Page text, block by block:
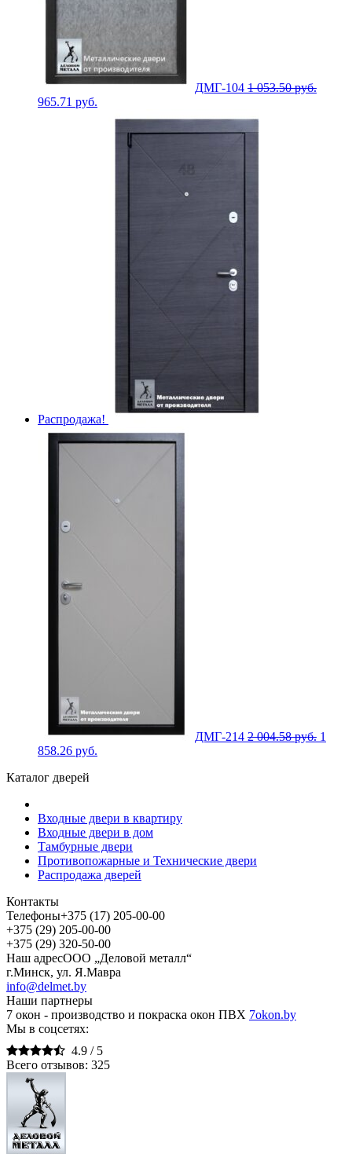
ДМГ-104 1 053.50руб.
965.71 руб.
Распродажа!
ДМГ-214 2 004.58руб. 1
858.26 руб.
Каталог дверей
Входные двери в квартиру
Входные двери в дом
Тамбурные двери
Противопожарные и Технические двери
Распродажа дверей
Контакты
Телефоны+375 (17) 205-00-00
+375 (29) 205-00-00
+375 (29) 320-50-00
Наш адресООО „Деловой металл“
г.Минск, ул. Я.Мавра
info@delmet.by
Наши партнеры
7 окон - производство и покраска окон ПВХ 7okon.by
Мы в соцсетях:
4.9 / 5
Всего отзывов: 325